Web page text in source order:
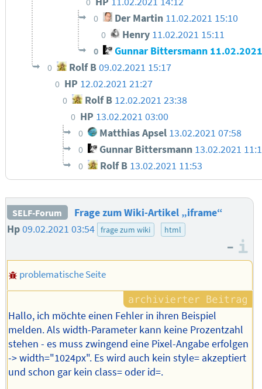
0 Der Martin 11.02.2021 15:10
0 Henry 11.02.2021 15:11
0 Gunnar Bittersmann
0 Rolf B 09.02.2021 15:17
0 HP 12.02.2021 21:27
0 Rolf B 12.02.2021 23:38
0 HP 13.02.2021 03:00
0 Matthias Apsel 13.02.2021 07:58
0 Gunnar Bittersmann 13.02.2021
0 Rolf B 13.02.2021 11:53
SELF-Forum
Frage zum Wiki-Artikel „iframe“
Hp09.02.2021 03:54 frage zum wiki html
–
problematische Seite
Hallo, ich möchte einen Fehler in ihren Beispiel
melden. Als width-Parameter kann keine Prozentzahl
stehen - es muss zwingend eine Pixel-Angabe erfolgen
-> width="1024px". Es wird auch kein style= akzeptiert
und schon gar kein class= oder id=.